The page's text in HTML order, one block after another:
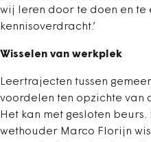
wij leren door te doen en te
kennisoverdracht.’
Wisselen van werkplek
Leertrajecten tussen
voordelen ten opzichte van
Het kan met gesloten beurs.
wethouder Marco Florijn